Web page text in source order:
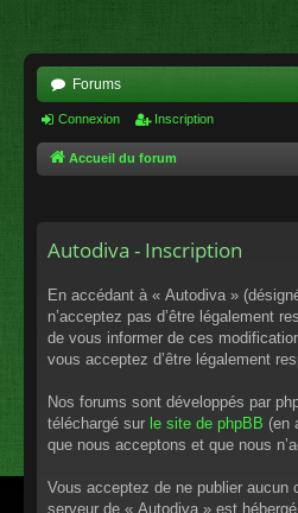
Forums
Connexion Inscription
Accueil du forum
Autodiva - Inscription
En accédant à « Autodiva »
n’acceptez pas d’être légalement
de vous informer de ces
vous acceptez d’être légalement
Nos forums sont développés par
téléchargé sur le site de phpBB (en
que nous acceptons et que nous
Vous acceptez de ne publier
serveur de « Autodiva » est